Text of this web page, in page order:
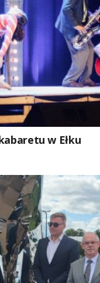
w Ełku